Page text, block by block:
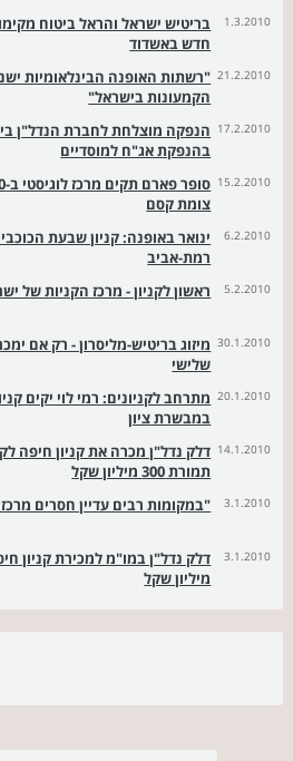
1.3.2010
בריטיש ישראל והראל ביטוח
חדש באשדוד
21.2.2010 "רשתות האופנה הבינלאומיות
הקמעונות בישראל"
17.2.2010
בהנפקת אג"ח למוסדיים
15.2.2010
צומת קסם
6.2.2010
ינואר באופנה: קניון שבעת
רמת-אביב
5.2.2010 ראשון לקניון - מרכז הקניות של
30.1.2010 מיזוג בריטיש-מליסרון - רק אם
שלישי
20.1.2010 מתרחב לקניונים: רמי לוי יקים
במבשרת ציון
14.1.2010 דלק נדל"ן מכרה את קניון חיפה
תמורת 300 מיליון שקל
3.1.2010 "במקומות רבים עדיין חסרים
3.1.2010
מיליון שקל